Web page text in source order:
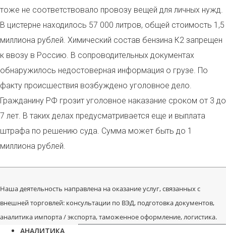
тоже не соответствовало провозу вещей для личных нужд.
В цистерне находилось 57 000 литров, общей стоимость 1,5
миллиона рублей. Химический состав бензина К2 запрещен
к ввозу в Россию. В сопроводительных документах
обнаружилось недостоверная информация о грузе. По
факту происшествия возбуждено уголовное дело.
Гражданину РФ грозит уголовное наказание сроком от 3 до
7 лет. В таких делах предусматривается еще и выплата
штрафа по решению суда. Сумма может быть до 1
миллиона рублей.
Наша деятельность направлена на оказание услуг, связанных с
внешней торговлей: консультации по ВЭД, подготовка документов,
аналитика импорта / экспорта, таможенное оформление, логистика.
АНАЛИТИКА